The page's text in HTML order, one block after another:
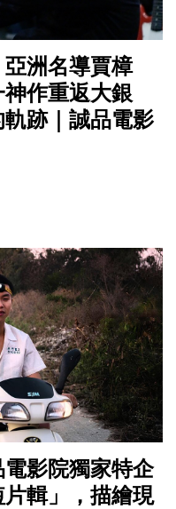
亞洲名導賈樟
作重返大銀
跡｜誠品電影
電影院獨家特企
片輯」，描繪現